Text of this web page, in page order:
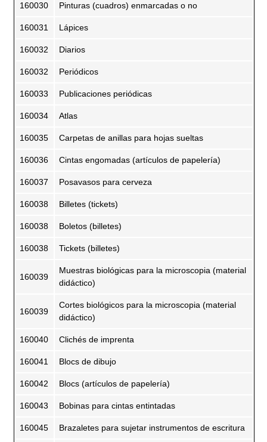
160030 Pinturas (cuadros) enmarcadas o no
160031 Lápices
160032 Diarios
160032 Periódicos
160033 Publicaciones periódicas
160034 Atlas
160035 Carpetas de anillas para hojas sueltas
160036 Cintas engomadas (artículos de papelería)
160037 Posavasos para cerveza
160038 Billetes (tickets)
160038 Boletos (billetes)
160038 Tickets (billetes)
160039
Muestras biológicas para la microscopia (material
didáctico)
160039
Cortes biológicos para la microscopia (material
didáctico)
160040 Clichés de imprenta
160041 Blocs de dibujo
160042 Blocs (artículos de papelería)
160043 Bobinas para cintas entintadas
160045 Brazaletes para sujetar instrumentos de escritura